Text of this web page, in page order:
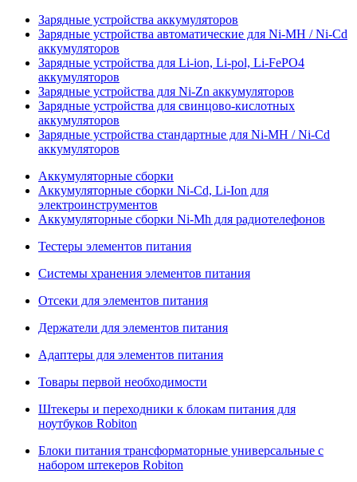
Зарядные устройства аккумуляторов
Зарядные устройства автоматические для Ni-MH / Ni-Cd
аккумуляторов
Зарядные устройства для Li-ion, Li-pol, Li-FePO4
аккумуляторов
Зарядные устройства для Ni-Zn аккумуляторов
Зарядные устройства для свинцово-кислотных
аккумуляторов
Зарядные устройства стандартные для Ni-MH / Ni-Cd
аккумуляторов
Аккумуляторные сборки
Аккумуляторные сборки Ni-Cd, Li-Ion для
электроинструментов
Аккумуляторные сборки Ni-Mh для радиотелефонов
Тестеры элементов питания
Системы хранения элементов питания
Отсеки для элементов питания
Держатели для элементов питания
Адаптеры для элементов питания
Товары первой необходимости
Штекеры и переходники к блокам питания для
ноутбуков Robiton
Блоки питания трансформаторные универсальные с
набором штекеров Robiton